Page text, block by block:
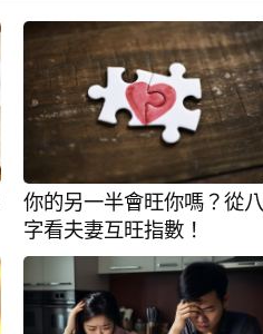
你的另一半會旺你嗎？從八
字看夫妻互旺指數！